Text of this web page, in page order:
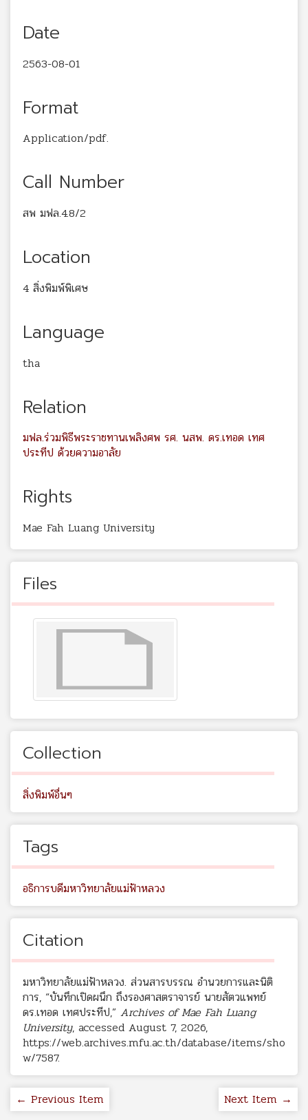
Date
2563-08-01
Format
Application/pdf.
Call Number
สพ มฟล.4.8/2
Location
4 สิ่งพิมพ์พิเศษ
Language
tha
Relation
มฟล.ร่วมพิธีพระราชทานเพลิงศพ รศ. นสพ. ดร.เทอด เทศ
ประทีป ด้วยความอาลัย
Rights
Mae Fah Luang University
Files
Collection
สิ่งพิมพ์อื่นๆ
Tags
อธิการบดีมหาวิทยาลัยแม่ฟ้าหลวง
Citation
มหาวิทยาลัยแม่ฟ้าหลวง. ส่วนสารบรรณ อำนวยการและนิติ
การ, “บันทึกเปิดผนึก ถึงรองศาสตราจารย์ นายสัตวแพทย์
ดร.เทอด เทศประทีป,” Archives of Mae Fah Luang
University, accessed August 7, 2026,
https://web.archives.mfu.ac.th/database/items/sho
w/7587.
← Previous Item Next Item →